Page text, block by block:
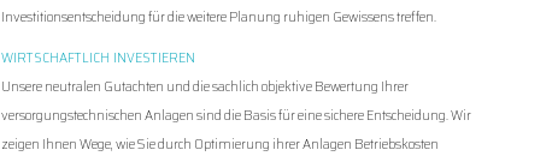
Investitionsentscheidung für die weitere Planung ruhigen Gewissens treffen.
WIRTSCHAFTLICH INVESTIEREN
Unsere neutralen Gutachten und die sachlich objektive Bewertung Ihrer
versorgungstechnischen Anlagen sind die Basis für eine sichere Entscheidung. Wir
zeigen Ihnen Wege, wie Sie durch Optimierung ihrer Anlagen Betriebskosten